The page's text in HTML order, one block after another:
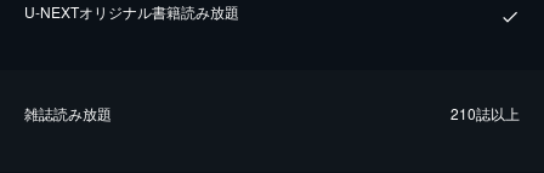
U-NEXTオリジナル書籍読み放題
雑誌読み放題 210誌以上